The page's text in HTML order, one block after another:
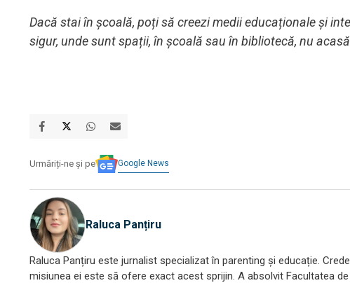
Dacă stai în școală, poți să creezi medii educaționale și
sigur, unde sunt spații, în școală sau în bibliotecă, nu
Urmăriți-ne și pe Google News
Raluca Panțiru
Raluca Panțiru este jurnalist specializat în parenting și educație.
misiunea ei este să ofere exact acest sprijin. A absolvit Facultatea